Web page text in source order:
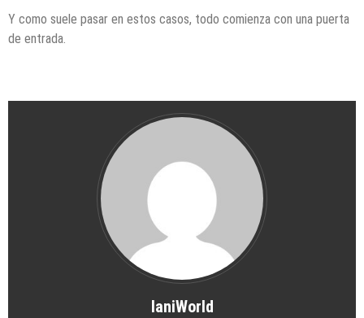
Y como suele pasar en estos casos, todo comienza con una puerta
de entrada.
IaniWorld